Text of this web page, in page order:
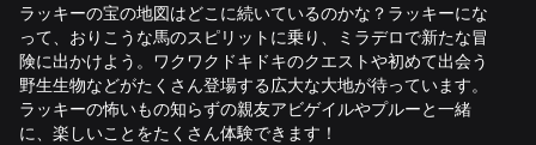
ラッキーの宝の地図はどこに続いているのかな？ラッキーにな
って、おりこうな馬のスピリットに乗り、ミラデロで新たな冒
険に出かけよう。ワクワクドキドキのクエストや初めて出会う
野生生物などがたくさん登場する広大な大地が待っています。
ラッキーの怖いもの知らずの親友アビゲイルやプルーと一緒
に、楽しいことをたくさん体験できます！